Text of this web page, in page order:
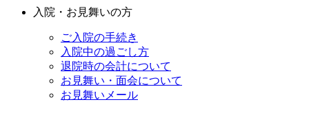
入院・お見舞いの方
ご入院の手続き
入院中の過ごし方
退院時の会計について
お見舞い・面会について
お見舞いメール